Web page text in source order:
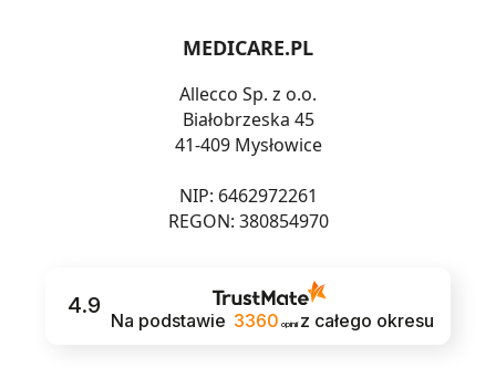
MEDICARE.PL
Allecco Sp. z o.o.
Białobrzeska 45
41-409 Mysłowice
NIP: 6462972261
REGON: 380854970
4.9
Na podstawie 3360 opinii z całego okresu